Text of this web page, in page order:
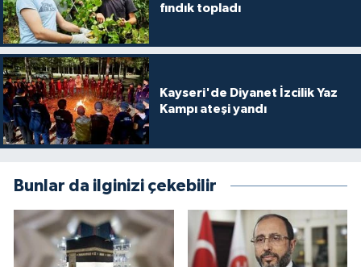
fındık topladı
Kayseri'de Diyanet İzcilik Yaz
Kampı ateşi yandı
Bunlar da ilginizi çekebilir